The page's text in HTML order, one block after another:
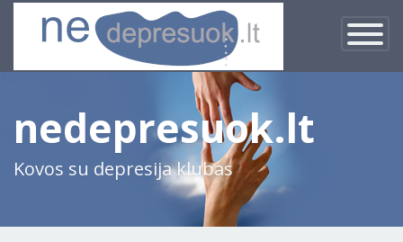
Įjungti
×
nedepresuok.lt
Kovos su depresija klubas